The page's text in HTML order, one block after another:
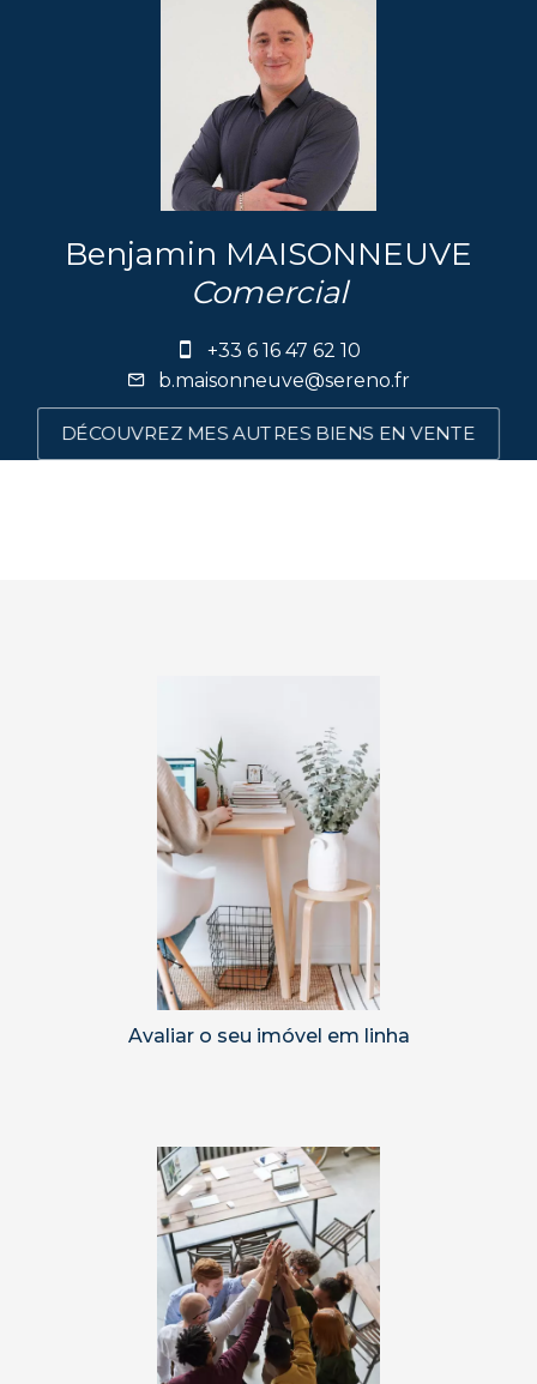
Benjamin MAISONNEUVE
Comercial
+33 6 16 47 62 10
b.maisonneuve@sereno.fr
DÉCOUVREZ MES AUTRES BIENS EN VENTE
Avaliar o seu imóvel em linha